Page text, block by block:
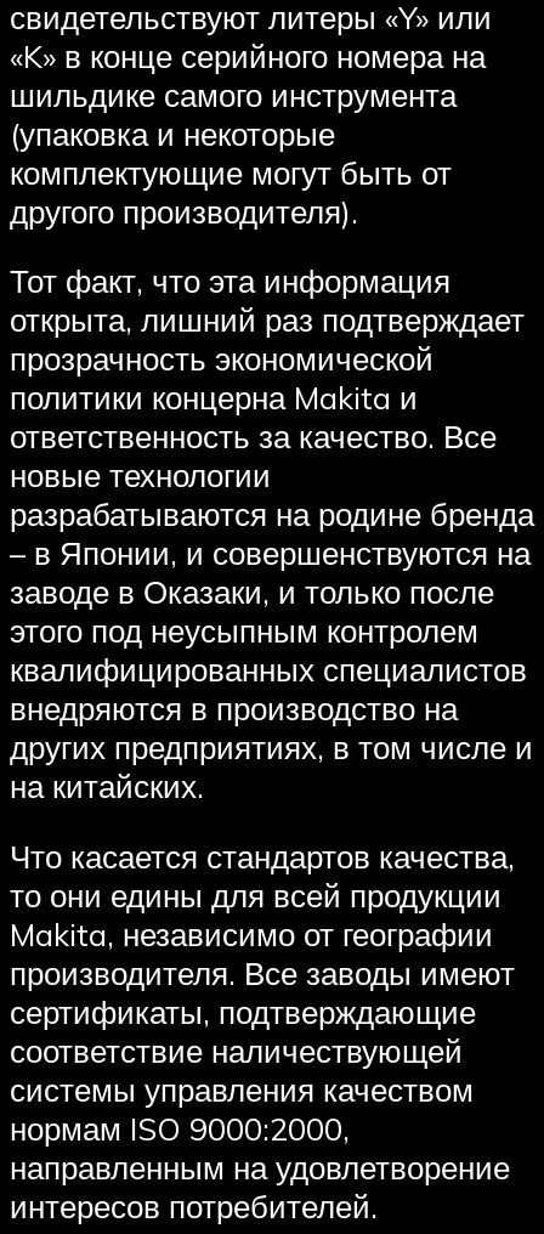
свидетельствуют литеры «Y» или
«K» в конце серийного номера на
шильдике самого инструмента
(упаковка и некоторые
комплектующие могут быть от
другого производителя).
Тот факт, что эта информация
открыта, лишний раз подтверждает
прозрачность экономической
политики концерна Makita и
ответственность за качество. Все
новые технологии
разрабатываются на родине бренда
– в Японии, и совершенствуются на
заводе в Оказаки, и только после
этого под неусыпным контролем
квалифицированных специалистов
внедряются в производство на
других предприятиях, в том числе и
на китайских.
Что касается стандартов качества,
то они едины для всей продукции
Makita, независимо от географии
производителя. Все заводы имеют
сертификаты, подтверждающие
соответствие наличествующей
системы управления качеством
нормам ISO 9000:2000,
направленным на удовлетворение
интересов потребителей.